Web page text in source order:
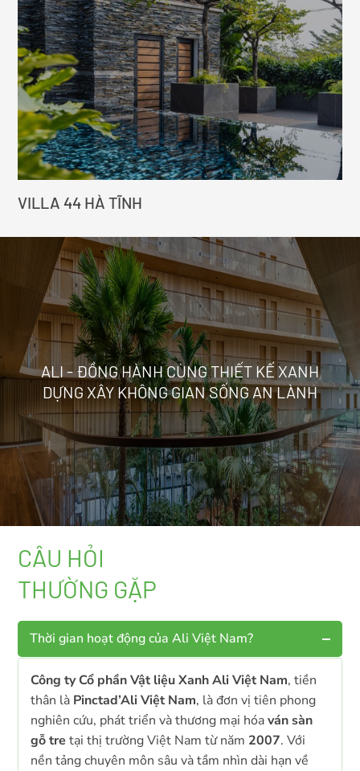
VILLA 44 HÀ TĨNH
ALI - ĐỒNG HÀNH CÙNG THIẾT KẾ XANH
DỰNG XÂY KHÔNG GIAN SỐNG AN LÀNH
CÂU HỎI
THƯỜNG GẶP
Thời gian hoạt động của Ali Việt Nam?
Công ty Cổ phần Vật liệu Xanh Ali Việt Nam, tiền
thân là Pinctad’Ali Việt Nam, là đơn vị tiên phong
nghiên cứu, phát triển và thương mại hóaván sàn
gỗ tre tại thị trường Việt Nam từ năm 2007. Với
nền tảng chuyên môn sâu và tầm nhìn dài hạn về